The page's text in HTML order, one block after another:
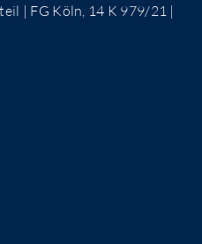
| FG Köln, 14 K 979/21 |